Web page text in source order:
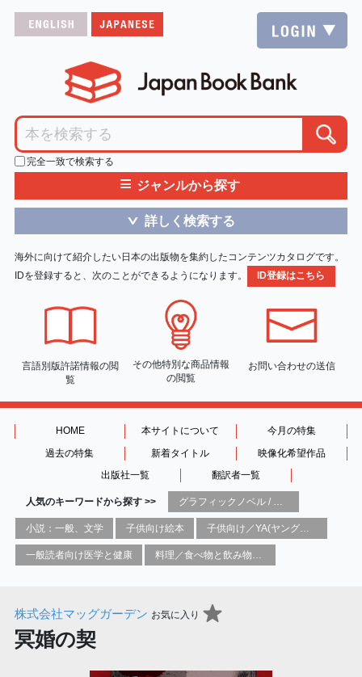
完全一致で検索する
≡ ジャンルから探す
＞ 詳しく検索する
海外に向けて紹介したい日本の出版物を集約したコンテンツカタログです。
IDを登録すると、次のことができるようになります。
ID登録はこちら
言語別版許諾情報の閲
覧
その他特別な商品情報
の閲覧
お問い合わせの送信
HOME 本サイトについて
今月の特集
過去の特集
新着タイトル
映像化希望作品
出版社一覧
翻訳者一覧
人気のキーワードから探す >>
小説：一般、文学 子供向け絵本 子供向け／YA(ヤングアダルト)向け一般：芸術&芸術家
一般読者向け医学と健康
株式会社マッグガーデン お気に入り
冥婚の契